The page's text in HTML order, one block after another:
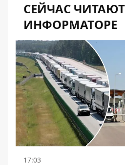
СЕЙЧАС
ИНФОРМАТОРЕ
17:03